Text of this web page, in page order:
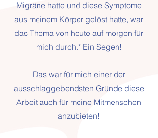
Migräne hatte und diese Symptome
aus meinem Körper gelöst hatte, war
das Thema von heute auf morgen für
mich durch.* Ein Segen!
Das war für mich einer der
ausschlaggebendsten Gründe diese
Arbeit auch für meine Mitmenschen
anzubieten!